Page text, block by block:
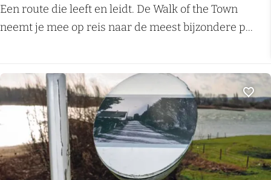
e
r
L
e
w
B
e
g
e
n
D
a
l
W
a
f
e
T
Een route die leeft en leidt. De Walk of the Town
neemt je mee op reis naar de meest bijzondere p...